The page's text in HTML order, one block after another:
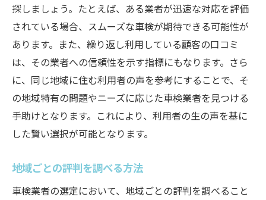
探しましょう。たとえば、ある業者が迅速な対応を評価
されている場合、スムーズな車検が期待できる可能性が
あります。また、繰り返し利用している顧客の口コミ
は、その業者への信頼性を示す指標にもなります。さら
に、同じ地域に住む利用者の声を参考にすることで、そ
の地域特有の問題やニーズに応じた車検業者を見つける
手助けとなります。これにより、利用者の生の声を基に
した賢い選択が可能となります。
地域ごとの評判を調べる方法
車検業者の選定において、地域ごとの評判を調べること